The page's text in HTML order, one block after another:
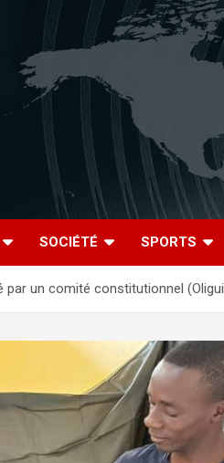
SOCIÉTÉ SPORTS
par un comité constitutionnel